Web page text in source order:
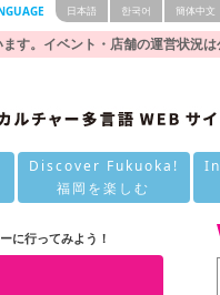
す。イベント・店舗の運営状況は
日本語 한국어 簡体中文
Discover Fukuoka!
福岡を楽しむ
に行ってみよう！